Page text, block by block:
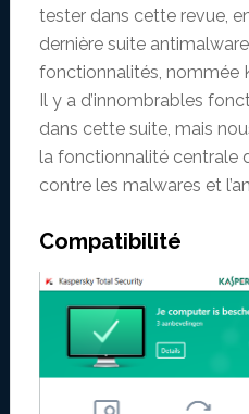
tester dans cette revue,
dernière suite
fonctionnalités, nommée
Il y a d’innombrables
dans cette suite, mais
la fonctionnalité centrale
contre les malwares et
Compatibilité